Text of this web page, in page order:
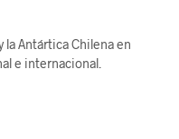
Antártica Chilena en
e internacional.